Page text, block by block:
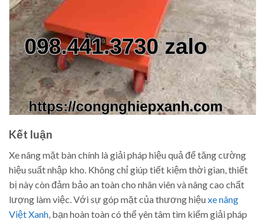
Kết luận
Xe nâng mặt bàn chính là giải pháp hiệu quả để tăng cường
hiệu suất nhập kho. Không chỉ giúp tiết kiệm thời gian, thiết
bị này còn đảm bảo an toàn cho nhân viên và nâng cao chất
lượng làm việc. Với sự góp mặt của thương hiệuxe nâng
Việt Xanh , bạn hoàn toàn có thể yên tâm tìm kiếm giải pháp